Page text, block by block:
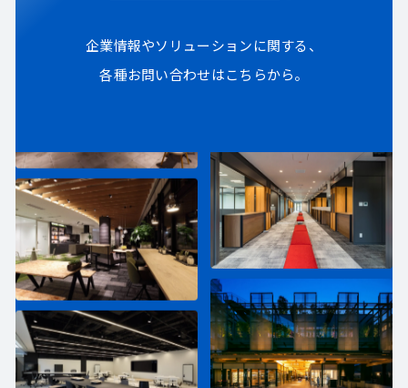
企業情報やソリューションに関する、
各種お問い合わせはこちらから。